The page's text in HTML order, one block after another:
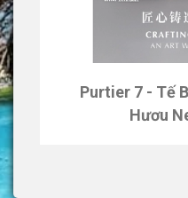
Purtier 7 - Tế
Hươu